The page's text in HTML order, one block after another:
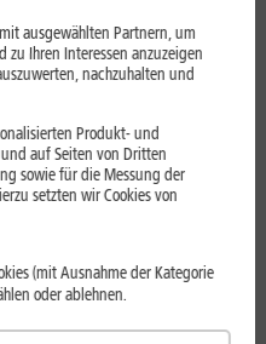
ausgewählten Partnern, um
zu Ihren Interessen anzuzeigen
nachzuhalten und
Produkt- und
auf Seiten von Dritten
sowie für die Messung der
setzten wir Cookies von
(mit Ausnahme der Kategorie
oder ablehnen.